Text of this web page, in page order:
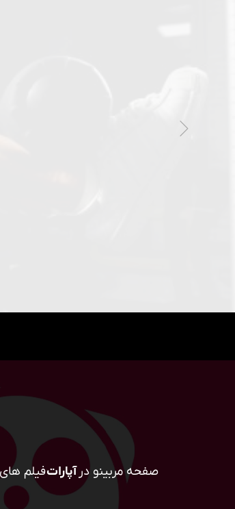
صفحه مربینو در آپاراتفیلم